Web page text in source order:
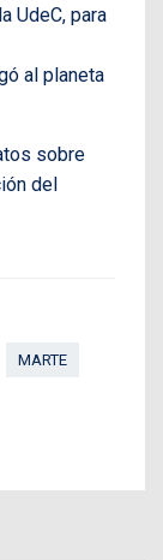
UdeC, para
al planeta
sobre
del
MARTE